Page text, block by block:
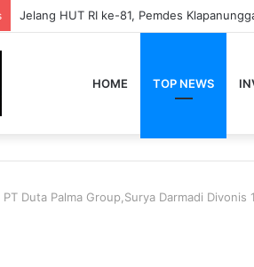
HOME TOP NEWS
PT Duta Palma Group,Surya Darmadi Divonis